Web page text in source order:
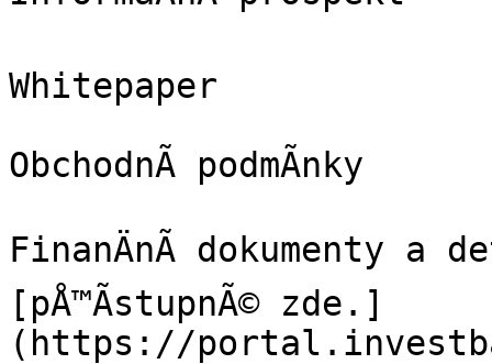
Whitepaper
ObchodnÃ­ podmÃ­nky
FinanÄnÃ­ dokumenty
[pÅ™Ã­stupnÃ© zde.]
(https://